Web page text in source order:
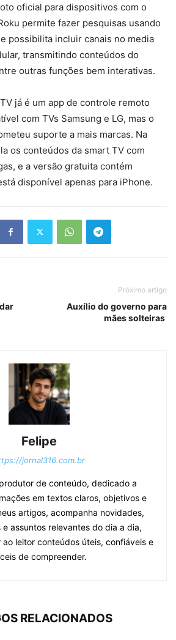
oficial para dispositivos com o
permite fazer pesquisas usando
possibilita incluir canais no media
transmitindo conteúdos do
outras funções bem interativas.
já é um app de controle remoto
com TVs Samsung e LG, mas o
suporte a mais marcas. Na
os conteúdos da smart TV com
e a versão gratuita contém
disponível apenas para iPhone.
Próximo artigo
Auxílio do governo para
mães solteiras
Felipe
jornal316.com.br
de conteúdo, dedicado a
em textos claros, objetivos e
artigos, acompanha novidades,
assuntos relevantes do dia a dia,
leitor conteúdos úteis, confiáveis e
de compreender.
RELACIONADOS